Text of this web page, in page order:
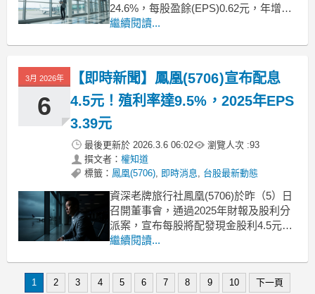
24.6%，每股盈餘(EPS)0.62元，年增
26.5%。合併營收7.14億元，年減
150.7%。受寒假及春節假期需求穩定支
撐，業外挹注帶動
繼續閱讀...
3月 2026年
6
【即時新聞】鳳凰(5706)宣布配息
4.5元！殖利率達9.5%，2025年EPS
3.39元
最後更新於 2026.3.6 06:02 瀏覽人次 :93
撰文者： 權知道
標籤： 鳳凰(5706), 即時消息, 台股最新動態
資深老牌旅行社鳳凰(5706)於昨（5）日
召開董事會，通過2025年財報及股利分
派案，宣布每股將配發現金股利4.5元，
採取「超額配息」策略。以昨日收盤價
全年稅後純益為2.87億元，年減4.6%，
繼續閱讀...
1 2 3 4 5 6 7 8 9 10 下一頁